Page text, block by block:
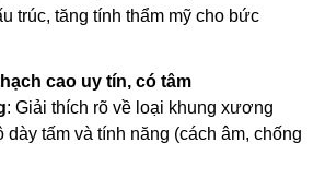
trúc, tăng tính thẩm mỹ cho bức
cao uy tín, có tâm
: Giải thích rõ về loại khung xương
dày tấm và tính năng (cách âm, chống